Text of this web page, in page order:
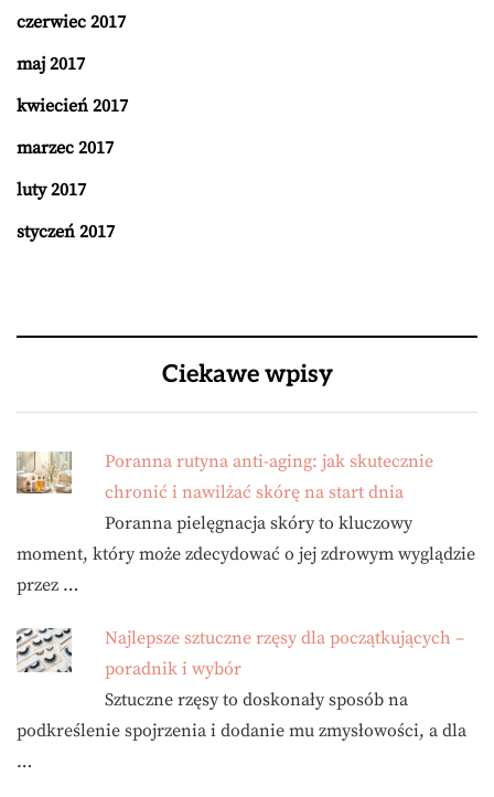
czerwiec 2017
maj 2017
kwiecień 2017
marzec 2017
luty 2017
styczeń 2017
Ciekawe wpisy
Poranna rutyna anti-aging: jak skutecznie
chronić i nawilżać skórę na start dnia
Poranna pielęgnacja skóry to kluczowy
moment, który może zdecydować o jej zdrowym wyglądzie
przez …
Najlepsze sztuczne rzęsy dla początkujących –
poradnik i wybór
Sztuczne rzęsy to doskonały sposób na
podkreślenie spojrzenia i dodanie mu zmysłowości, a dla
…